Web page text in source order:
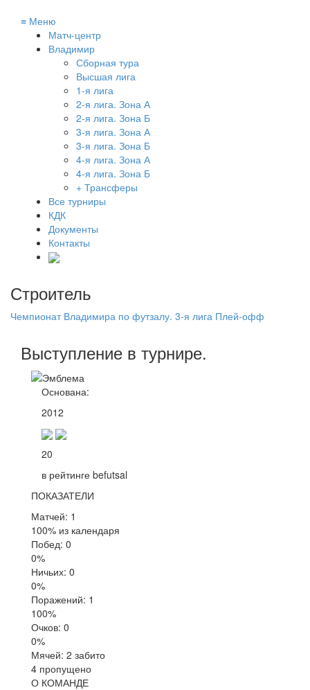
≡ Меню
Матч-центр
Владимир
Сборная тура
Высшая лига
1-я лига
2-я лига. Зона А
2-я лига. Зона Б
3-я лига. Зона А
3-я лига. Зона Б
4-я лига. Зона А
4-я лига. Зона Б
+ Трансферы
Все турниры
КДК
Документы
Контакты
Строитель
Чемпионат Владимира по футзалу. 3-я лига Плей-офф
Выступление в турнире.
Основана:
2012
20
в рейтинге befutsal
ПОКАЗАТЕЛИ
Матчей: 1
100% из календаря
Побед: 0
0%
Ничьих: 0
0%
Поражений: 1
100%
Очков: 0
0%
Мячей: 2 забито
4 пропущено
О КОМАНДЕ